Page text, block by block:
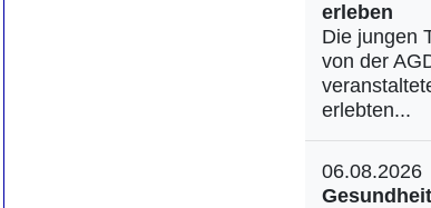
erleben
Die jungen
von der
erlebten...
06.08.2026